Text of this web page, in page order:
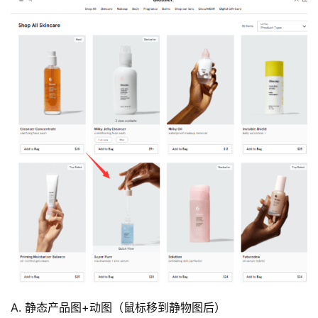
A. 静态产品图+动图（鼠标移到静物图后）